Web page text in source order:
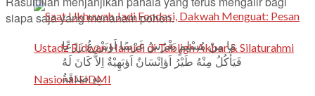
siapa saja yang menanam pohon.
مَا مِنْ مُسْلِمٍ يَغْرُسُ غَرْسًا اَؤيَزْرَعُ زَرْعًا
فَيَأْكُلُ مِنْهُ طَيْرُ اَؤاِنْسَانٌ اَؤبَهِيْةٌ اِلاَّ كَانَ لَهُ
بِهِ صَدَقَةُ